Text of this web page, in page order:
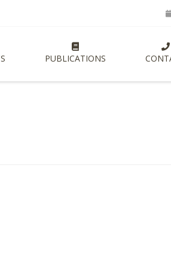
lancement de nouvelles
PUBLICATIONS